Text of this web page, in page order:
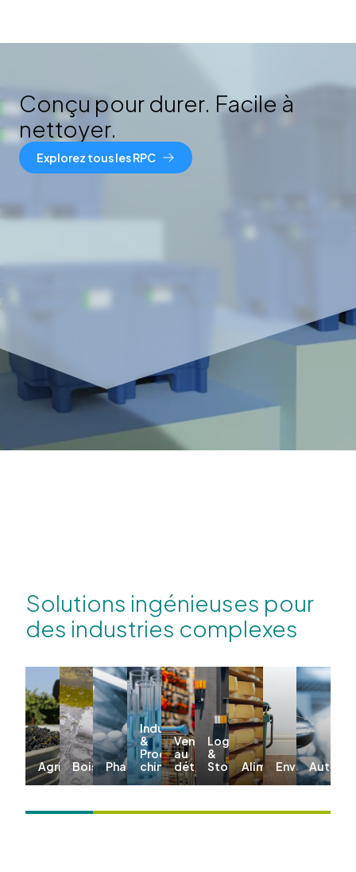
Conçu pour durer. Facile à
nettoyer.
Explorez tous les RPC
Solutions ingénieuses pour
des industries complexes
Agriculture
BoissonsPharma
Industriel
&
Produits
chimiques
Vente
au
détail
Logistique
&
StockageAlimentation